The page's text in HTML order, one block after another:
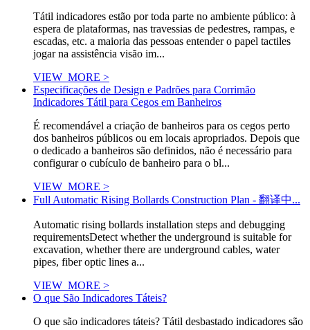
Tátil indicadores estão por toda parte no ambiente público: à
espera de plataformas, nas travessias de pedestres, rampas, e
escadas, etc. a maioria das pessoas entender o papel tactiles
jogar na assistência visão im...
VIEW_MORE >
Especificações de Design e Padrões para Corrimão
Indicadores Tátil para Cegos em Banheiros
É recomendável a criação de banheiros para os cegos perto
dos banheiros públicos ou em locais apropriados. Depois que
o dedicado a banheiros são definidos, não é necessário para
configurar o cubículo de banheiro para o bl...
VIEW_MORE >
Full Automatic Rising Bollards Construction Plan - 翻译中...
Automatic rising bollards installation steps and debugging
requirementsDetect whether the underground is suitable for
excavation, whether there are underground cables, water
pipes, fiber optic lines a...
VIEW_MORE >
O que São Indicadores Táteis?
O que são indicadores táteis? Tátil desbastado indicadores são